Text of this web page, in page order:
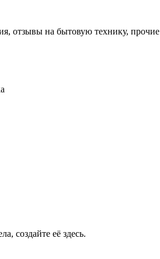
отзывы на бытовую технику, прочие
создайте её здесь.